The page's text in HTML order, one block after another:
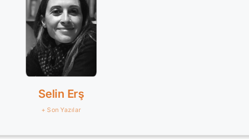
Selin Erş
+ Son Yazılar